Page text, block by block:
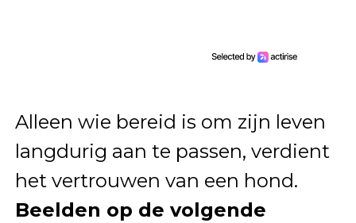
Alleen wie bereid is om zijn leven
langdurig aan te passen, verdient
het vertrouwen van een hond.
Beelden op de volgende